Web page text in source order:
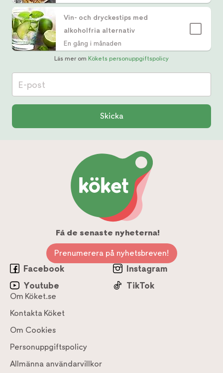
Vin- och dryckestips med
alkoholfria alternativ
En gång i månaden
Läs mer om Kökets personuppgiftspolicy
E-post
Skicka
Få de senaste nyheterna!
Prenumerera på nyhetsbreven!
Facebook
Instagram
Youtube
TikTok
Om Köket.se
Kontakta Köket
Om Cookies
Personuppgiftspolicy
Allmänna användarvillkor